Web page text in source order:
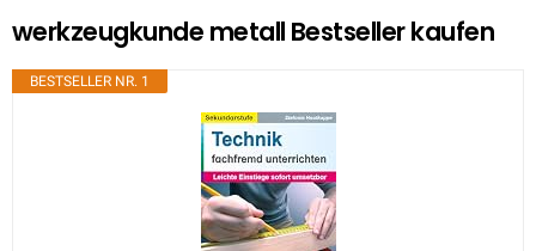
werkzeugkunde metall Bestseller kaufen
BESTSELLER NR. 1